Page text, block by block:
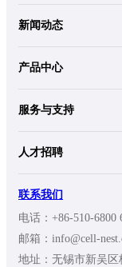
新闻动态
产品中心
服务与支持
人才招聘
联系我们
电话：+86-510-6800
邮箱：info@cell-
地址：无锡市新吴